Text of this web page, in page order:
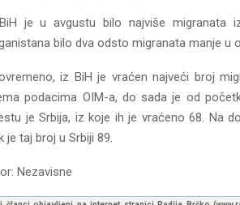
je u avgustu bilo najviše migranata
bilo dva odsto migranata manje u
iz BiH je vraćen najveći broj
podacima OIM-a, do sada je od
je Srbija, iz koje ih je vraćeno 68. Na
je taj broj u Srbiji 89.
Nezavisne